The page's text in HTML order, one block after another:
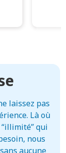
laissez pas
Là où
qui
nous
aucune